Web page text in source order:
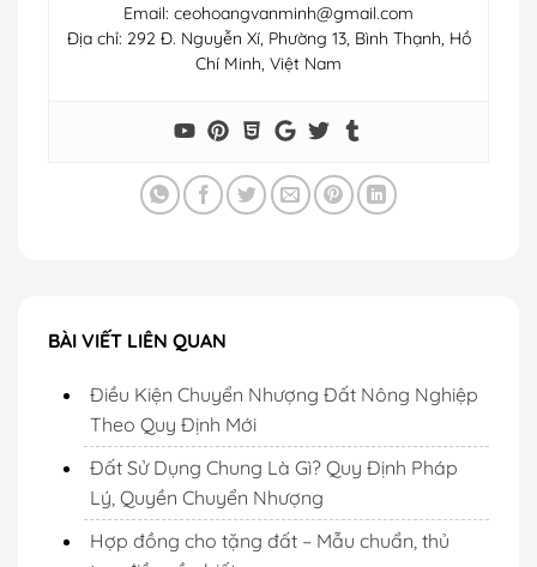
Email: ceohoangvanminh@gmail.com
Địa chỉ: 292 Đ. Nguyễn Xí, Phường 13, Bình Thạnh, Hồ
Chí Minh, Việt Nam
BÀI VIẾT LIÊN QUAN
Điều Kiện Chuyển Nhượng Đất Nông Nghiệp
Theo Quy Định Mới
Đất Sử Dụng Chung Là Gì? Quy Định Pháp
Lý, Quyền Chuyển Nhượng
Hợp đồng cho tặng đất – Mẫu chuẩn, thủ